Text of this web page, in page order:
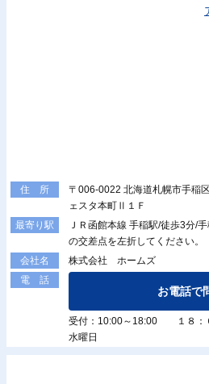
住 所
〒006-0022 北海道札幌市手稲
ェスタ本町Ⅱ１Ｆ
最寄り駅
ＪＲ函館本線 手稲駅/徒歩3分/
の交差点を左折してください。
会社名
株式会社 ホームズ
電 話
お電話で
受付：10:00～18:00 １８：０
水曜日